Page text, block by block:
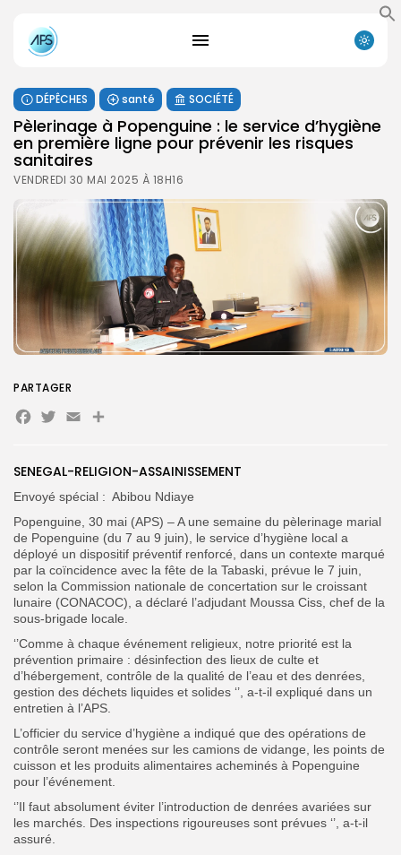
Search
FR
DÉPÊCHES santé SOCIÉTÉ
Pèlerinage à Popenguine : le service d’hygiène
en première ligne pour prévenir les risques
sanitaires
VENDREDI 30 MAI 2025 À 18H16
SENEGAL-RELIGION-ASSAINISSEMENT
Envoyé spécial : Abibou Ndiaye
Popenguine, 30 mai (APS) – A une semaine du pèlerinage marial
de Popenguine (du 7 au 9 juin), le service d’hygiène local a
déployé un dispositif préventif renforcé, dans un contexte marqué
par la coïncidence avec la fête de la Tabaski, prévue le 7 juin,
selon la Commission nationale de concertation sur le croissant
lunaire (CONACOC), a déclaré l’adjudant Moussa Ciss, chef de la
sous-brigade locale.
‘’Comme à chaque événement religieux, notre priorité est la
prévention primaire : désinfection des lieux de culte et
d’hébergement, contrôle de la qualité de l’eau et des denrées,
gestion des déchets liquides et solides ‘’, a-t-il expliqué dans un
entretien à l’APS.
L’officier du service d’hygiène a indiqué que des opérations de
contrôle seront menées sur les camions de vidange, les points de
cuisson et les produits alimentaires acheminés à Popenguine
pour l’événement.
‘’Il faut absolument éviter l’introduction de denrées avariées sur
les marchés. Des inspections rigoureuses sont prévues ‘’, a-t-il
assuré.
PARTAGER
Facebook
Twitter
EmailPartager